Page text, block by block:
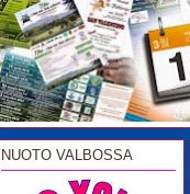
NUOTO VALBOSSA